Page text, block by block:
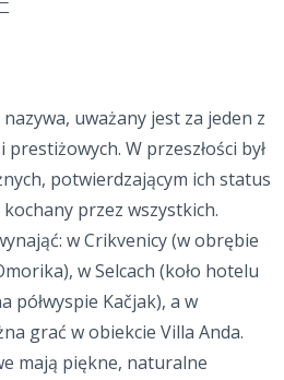
uważany jest za jeden z
W przeszłości był
potwierdzającym ich status
przez wszystkich.
w Crikvenicy (w obrębie
w Selcach (koło hotelu
półwyspie Kačjak), a w
grać w obiekcie Villa Anda.
mają piękne, naturalne